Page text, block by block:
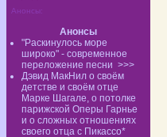
Анонсы:
Анонсы
"Раскинулось море
широко" - современное
переложение песни >>>
Дэвид МакНил о своём
детстве и своём отце
Марке Шагале, о потолке
парижской Оперы Гарнье
и о сложных отношениях
своего отца с Пикассо*